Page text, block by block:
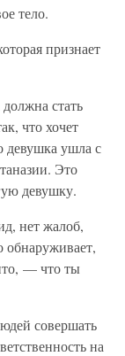
тело.
признает
стать
что хочет
девушка ушла с
Это
девушку.
нет жалоб,
обнаруживает,
— что ты
совершать
на